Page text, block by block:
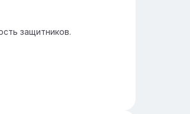
защитников.